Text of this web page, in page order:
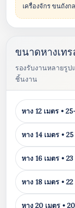
เครื่องจักร ขนถัง
ขนาดหางเท
รองรับงานหลายรู
ชิ้นงาน
หาง 12 เมตร •
หาง 14 เมตร •
หาง 16 เมตร •
หาง 18 เมตร •
หาง 20 เมตร •